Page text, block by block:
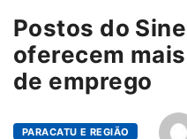
Postos do
oferecem
de emprego
PARACATU E REGIÃO